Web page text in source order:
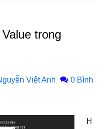
trong
Việt Anh
0 Bình
H